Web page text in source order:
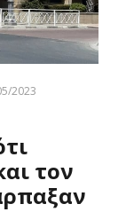
2023
τον